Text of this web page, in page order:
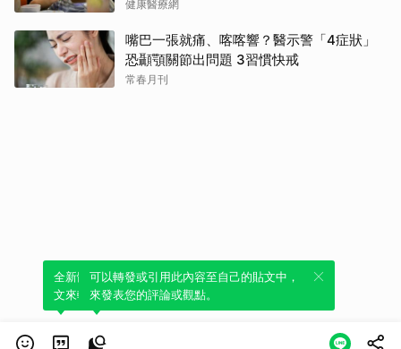
健康醫療網
嘴巴一張就痛、喀喀響？醫示警「4症狀」
恐顳顎關節出問題 3習慣快戒
常春月刊
全新體驗！一鍵引用此內容，透過發布貼
文來輕鬆表達個人立場。
可以轉發或引用此內容至自己的貼文中，
來發表您的評論或觀點。